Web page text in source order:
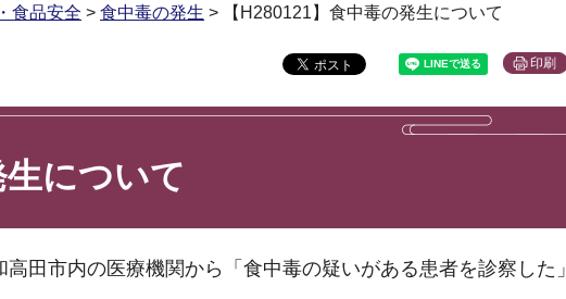
食品安全 > 食中毒の発生 > 【H280121】食中毒の発生について
印刷
について
田市内の医療機関から「食中毒の疑いがある患者を診察した」